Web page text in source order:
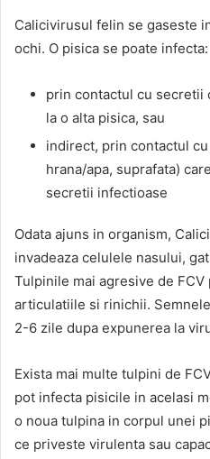
Calicivirusul felin se gaseste
ochi. O pisica se poate infecta:
prin contactul cu secretii
la o alta pisica, sau
indirect, prin contactul
hrana/apa, suprafata)
secretii infectioase
Odata ajuns in organism,
invadeaza celulele nasului,
Tulpinile mai agresive de FCV
articulatiile si rinichii.
2-6 zile dupa expunerea la
Exista mai multe tulpini de
pot infecta pisicile in acelasi
o noua tulpina in corpul unei
ce priveste virulenta sau